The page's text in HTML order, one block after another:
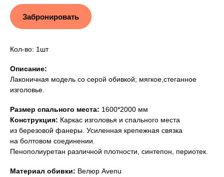
Забронировать
Кол-во: 1шт
Описание:
Лаконичная модель со серой обивкой; мягкое,стеганное
изголовье.
Размер спального места: 1600*2000 мм
Конструкция: Каркас изголовья и спального места
из березовой фанеры. Усиленная крепежная связка
на болтовом соединении.
Пенополиуретан различной плотности, синтепон, периотек.
Материал обивки: Велюр Avenu